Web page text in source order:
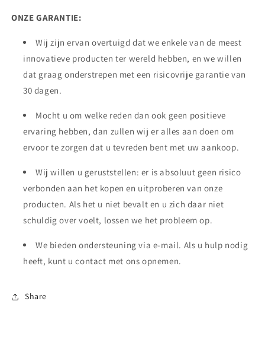
ONZE GARANTIE:
Wij zijn ervan overtuigd dat we enkele van de meest
innovatieve producten ter wereld hebben, en we willen
dat graag onderstrepen met een risicovrije garantie van
30 dagen.
Mocht u om welke reden dan ook geen positieve
ervaring hebben, dan zullen wij er alles aan doen om
ervoor te zorgen dat u tevreden bent met uw aankoop.
Wij willen u geruststellen: er is absoluut geen risico
verbonden aan het kopen en uitproberen van onze
producten. Als het u niet bevalt en u zich daar niet
schuldig over voelt, lossen we het probleem op.
We bieden ondersteuning via e-mail. Als u hulp nodig
heeft, kunt u contact met ons opnemen.
Share